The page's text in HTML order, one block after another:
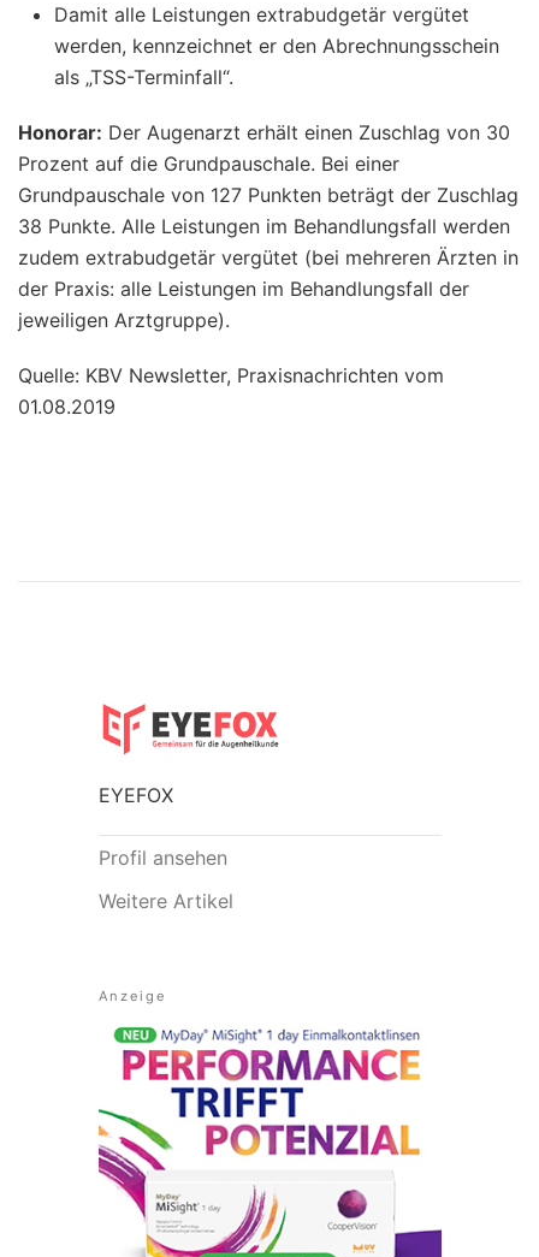
Damit alle Leistungen extrabudgetär vergütet
werden, kennzeichnet er den Abrechnungsschein
als „TSS-Terminfall“.
Honorar: Der Augenarzt erhält einen Zuschlag von 30
Prozent auf die Grundpauschale. Bei einer
Grundpauschale von 127 Punkten beträgt der Zuschlag
38 Punkte. Alle Leistungen im Behandlungsfall werden
zudem extrabudgetär vergütet (bei mehreren Ärzten in
der Praxis: alle Leistungen im Behandlungsfall der
jeweiligen Arztgruppe).
Quelle: KBV Newsletter, Praxisnachrichten vom
01.08.2019
EYEFOX
Profil ansehen
Weitere Artikel